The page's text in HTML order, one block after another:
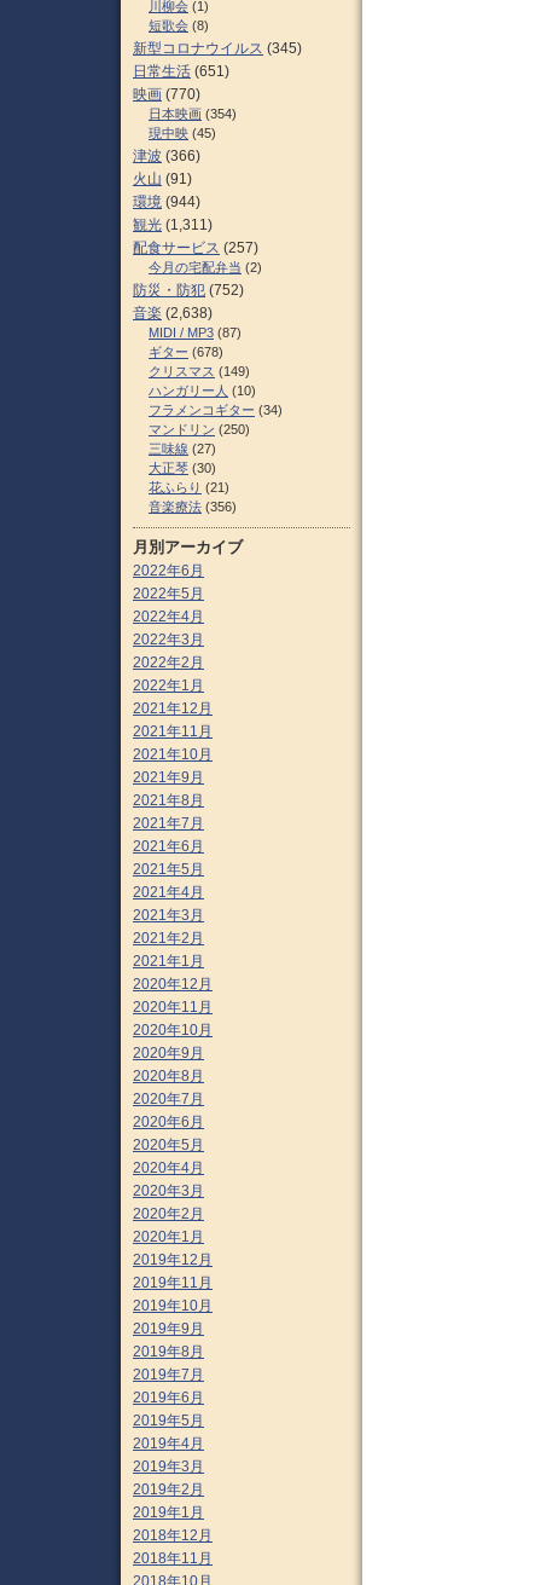
川柳会 (1)
短歌会 (8)
新型コロナウイルス (345)
日常生活 (651)
映画 (770)
日本映画 (354)
現中映 (45)
津波 (366)
火山 (91)
環境 (944)
観光 (1,311)
配食サービス (257)
今月の宅配弁当 (2)
防災・防犯 (752)
音楽 (2,638)
MIDI / MP3 (87)
ギター (678)
クリスマス (149)
ハンガリー人 (10)
フラメンコギター (34)
マンドリン (250)
三味線 (27)
大正琴 (30)
花ふらり (21)
音楽療法 (356)
月別アーカイブ
2022年6月
2022年5月
2022年4月
2022年3月
2022年2月
2022年1月
2021年12月
2021年11月
2021年10月
2021年9月
2021年8月
2021年7月
2021年6月
2021年5月
2021年4月
2021年3月
2021年2月
2021年1月
2020年12月
2020年11月
2020年10月
2020年9月
2020年8月
2020年7月
2020年6月
2020年5月
2020年4月
2020年3月
2020年2月
2020年1月
2019年12月
2019年11月
2019年10月
2019年9月
2019年8月
2019年7月
2019年6月
2019年5月
2019年4月
2019年3月
2019年2月
2019年1月
2018年12月
2018年11月
2018年10月